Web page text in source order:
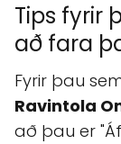
Tips fyrir
að fara
Fyrir þau
Ravintola
að þau er